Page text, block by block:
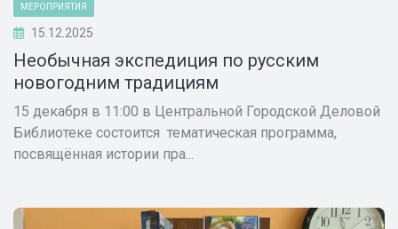
МЕРОПРИЯТИЯ
15.12.2025
Необычная экспедиция по русским
новогодним традициям
15 декабря в 11:00 в Центральной Городской Деловой
Библиотеке состоится тематическая программа,
посвящённая истории пра...